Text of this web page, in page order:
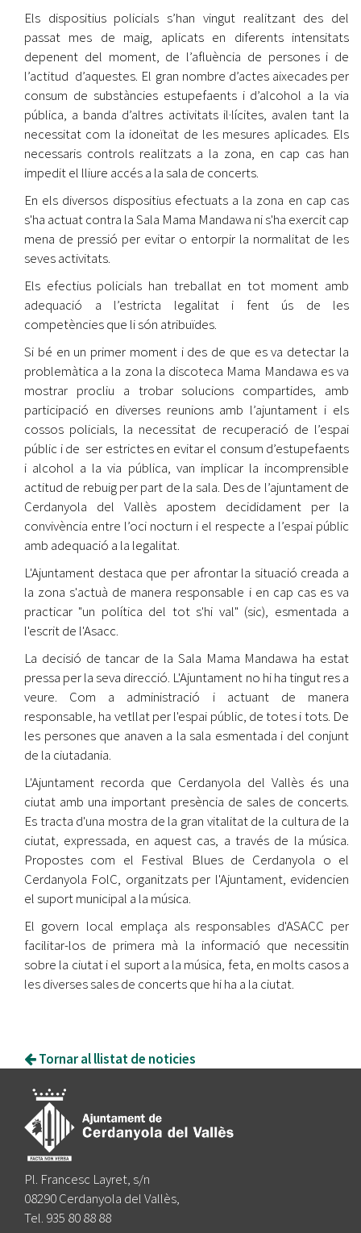
Els dispositius policials s’han vingut realitzant des del
passat mes de maig, aplicats en diferents intensitats
depenent del moment, de l’afluència de persones i de
l’actitud d’aquestes. El gran nombre d’actes aixecades per
consum de substàncies estupefaents i d’alcohol a la via
pública, a banda d’altres activitats il·lícites, avalen tant la
necessitat com la idoneïtat de les mesures aplicades. Els
necessaris controls realitzats a la zona, en cap cas han
impedit el lliure accés a la sala de concerts.
En els diversos dispositius efectuats a la zona en cap cas
s'ha actuat contra la Sala Mama Mandawa ni s'ha exercit cap
mena de pressió per evitar o entorpir la normalitat de les
seves activitats.
Els efectius policials han treballat en tot moment amb
adequació a l’estricta legalitat i fent ús de les
competències que li són atribuïdes.
Si bé en un primer moment i des de que es va detectar la
problemàtica a la zona la discoteca Mama Mandawa es va
mostrar procliu a trobar solucions compartides, amb
participació en diverses reunions amb l’ajuntament i els
cossos policials, la necessitat de recuperació de l’espai
públic i de ser estrictes en evitar el consum d’estupefaents
i alcohol a la via pública, van implicar la incomprensible
actitud de rebuig per part de la sala. Des de l’ajuntament de
Cerdanyola del Vallès apostem decididament per la
convivència entre l’oci nocturn i el respecte a l’espai públic
amb adequació a la legalitat.
L'Ajuntament destaca que per afrontar la situació creada a
la zona s'actuà de manera responsable i en cap cas es va
practicar "un política del tot s'hi val" (sic), esmentada a
l'escrit de l'Asacc.
La decisió de tancar de la Sala Mama Mandawa ha estat
pressa per la seva direcció. L'Ajuntament no hi ha tingut res a
veure. Com a administració i actuant de manera
responsable, ha vetllat per l'espai públic, de totes i tots. De
les persones que anaven a la sala esmentada i del conjunt
de la ciutadania.
L'Ajuntament recorda que Cerdanyola del Vallès és una
ciutat amb una important presència de sales de concerts.
Es tracta d'una mostra de la gran vitalitat de la cultura de la
ciutat, expressada, en aquest cas, a través de la música.
Propostes com el Festival Blues de Cerdanyola o el
Cerdanyola FolC, organitzats per l'Ajuntament, evidencien
el suport municipal a la música.
El govern local emplaça als responsables d'ASACC per
facilitar-los de primera mà la informació que necessitin
sobre la ciutat i el suport a la música, feta, en molts casos a
les diverses sales de concerts que hi ha a la ciutat.
Tornar al llistat de noticies
Pl. Francesc Layret, s/n
08290 Cerdanyola del Vallès,
Tel. 935 80 88 88